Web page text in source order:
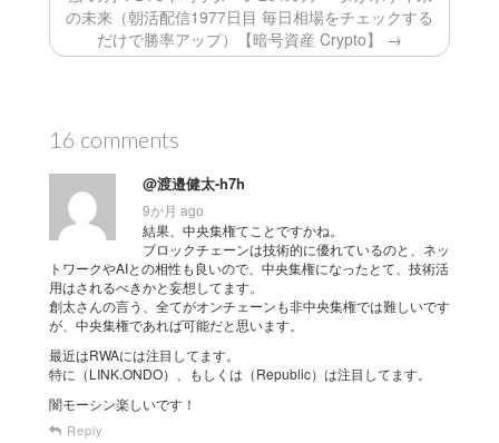
の未来（朝活配信1977日目 毎日相場をチェックする
だけで勝率アップ）【暗号資産 Crypto】 →
16 comments
@渡邉健太-h7h
9か月 ago
結果、中央集権てことですかね。
ブロックチェーンは技術的に優れているのと、ネッ
トワークやAIとの相性も良いので、中央集権になったとて、技術活
用はされるべきかと妄想してます。
創太さんの言う、全てがオンチェーンも非中央集権では難しいです
が、中央集権であれば可能だと思います。
最近はRWAには注目してます。
特に（LINK.ONDO）、もしくは（Republic）は注目してます。
闇モーシン楽しいです！
Reply